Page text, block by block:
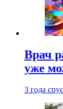
Врач
уже
3 года